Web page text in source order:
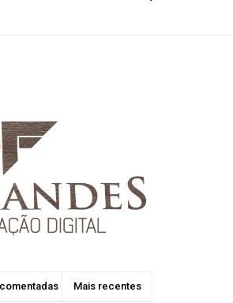
Mais recentes